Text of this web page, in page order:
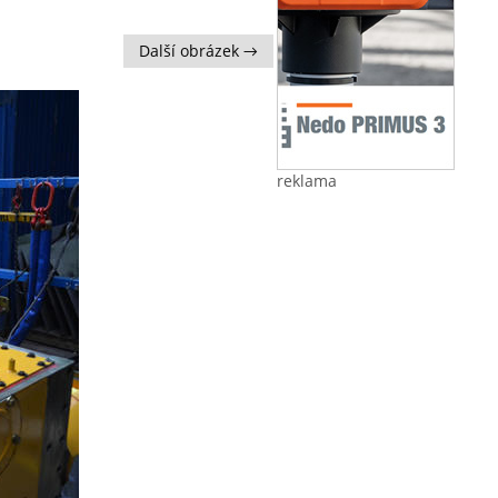
reklama
Další obrázek →